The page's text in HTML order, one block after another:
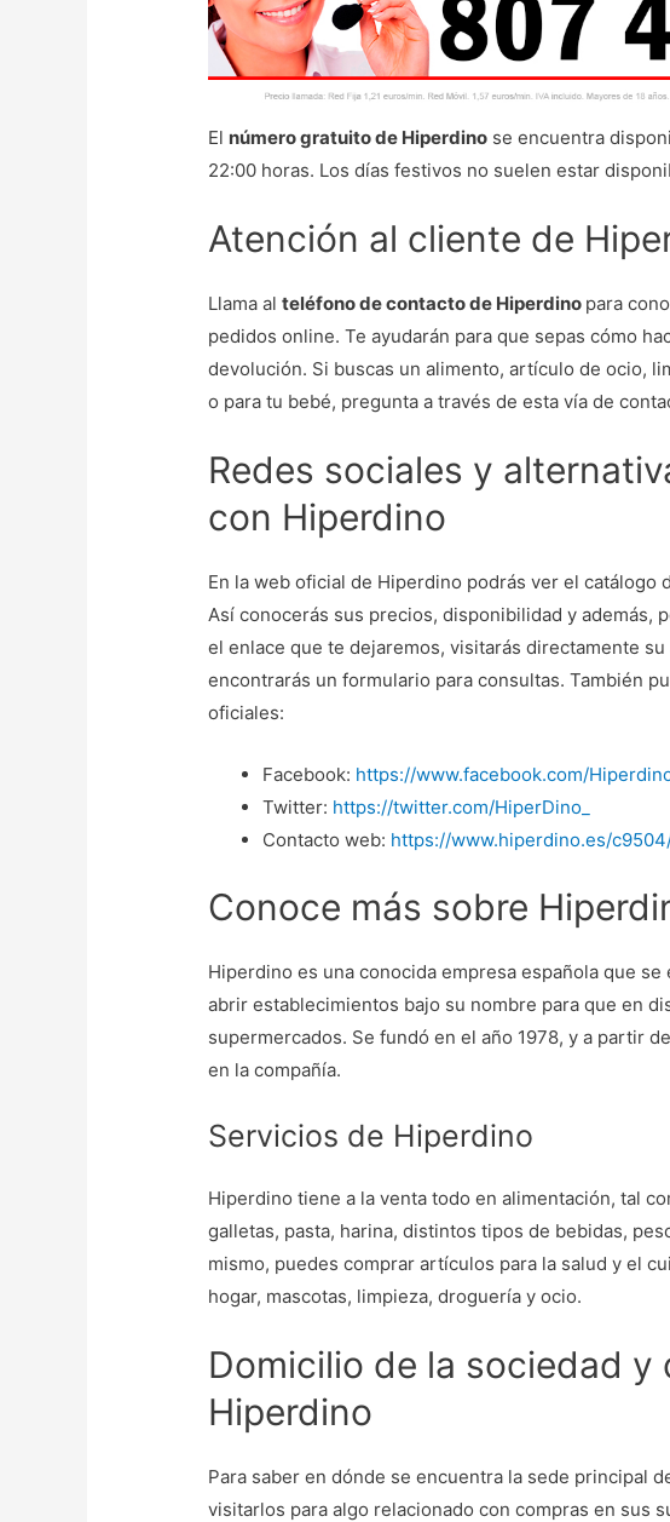
El número gratuito de Hiperdino se encuentra
22:00 horas. Los días festivos no suelen estar
Atención al cliente de
Llama alteléfono de contacto de Hiperdino para
pedidos online. Te ayudarán para que sepas cómo
devolución. Si buscas un alimento, artículo de ocio,
o para tu bebé, pregunta a través de esta vía de
Redes sociales y
con Hiperdino
En la web oficial de Hiperdino podrás ver el catálogo
Así conocerás sus precios, disponibilidad y además,
el enlace que te dejaremos, visitarás directamente
encontrarás un formulario para consultas. También
oficiales:
Facebook: https://www.facebook.com/
Twitter: https://twitter.com/HiperDino_
Contacto web: https://www.hiperdino.es/
Conoce más sobre
Hiperdino es una conocida empresa española que
abrir establecimientos bajo su nombre para que en
supermercados. Se fundó en el año 1978, y a partir
en la compañía.
Servicios de Hiperdino
Hiperdino tiene a la venta todo en alimentación, tal
galletas, pasta, harina, distintos tipos de bebidas,
mismo, puedes comprar artículos para la salud y el
hogar, mascotas, limpieza, droguería y ocio.
Domicilio de la sociedad y
Hiperdino
Para saber en dónde se encuentra la sede principal
visitarlos para algo relacionado con compras en sus